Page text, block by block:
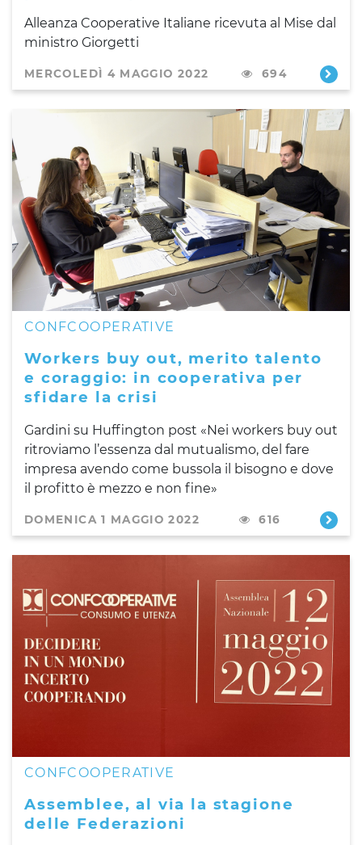
Alleanza Cooperative Italiane ricevuta al Mise dal
ministro Giorgetti
MERCOLEDÌ 4 MAGGIO 2022 694
CONFCOOPERATIVE
Workers buy out, merito talento
e coraggio: in cooperativa per
sfidare la crisi
Gardini su Huffington post «Nei workers buy out
ritroviamo l’essenza dal mutualismo, del fare
impresa avendo come bussola il bisogno e dove
il profitto è mezzo e non fine»
DOMENICA 1 MAGGIO 2022 616
CONFCOOPERATIVE
Assemblee, al via la stagione
delle Federazioni